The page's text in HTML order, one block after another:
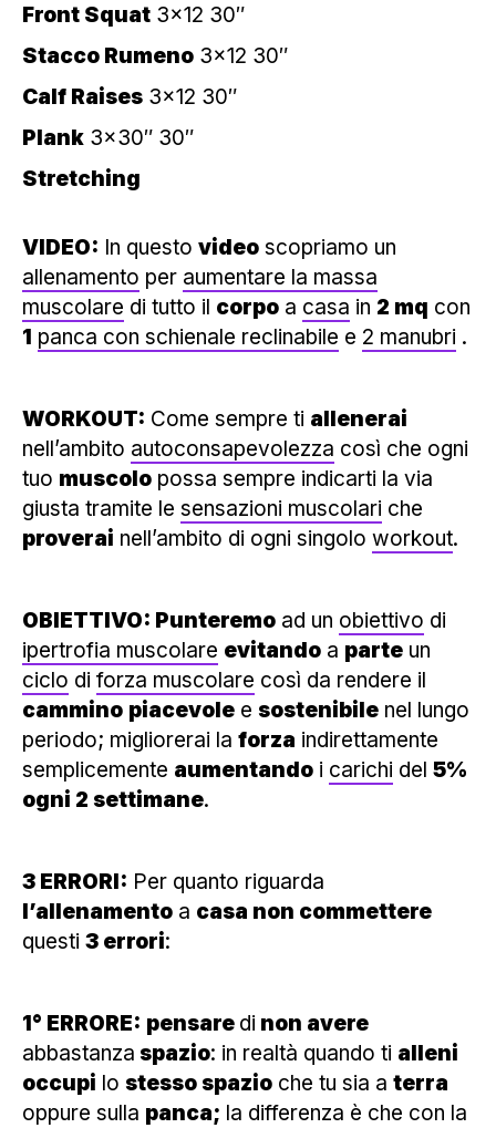
Front Squat 3×12 30″
Stacco Rumeno 3×12 30″
Calf Raises 3×12 30″
Plank 3×30″ 30″
Stretching
VIDEO: In questo video scopriamo un
allenamento per aumentare la massa
muscolare di tutto il corpo a casa in 2 mq con
1 panca con schienale reclinabile e 2 manubri .
WORKOUT: Come sempre ti allenerai
nell’ambito autoconsapevolezza così che ogni
tuo muscolo possa sempre indicarti la via
giusta tramite le sensazioni muscolari che
proverai nell’ambito di ogni singolo workout.
OBIETTIVO: Punteremo ad un obiettivo di
ipertrofia muscolare evitando a parte un
ciclo di forza muscolare così da rendere il
cammino piacevole e sostenibile nel lungo
periodo; migliorerai la forza indirettamente
semplicemente aumentando i carichi del 5%
ogni 2 settimane.
3 ERRORI: Per quanto riguarda
l’allenamento a casa non commettere
questi 3 errori:
1° ERRORE: pensare di non avere
abbastanza spazio: in realtà quando ti alleni
occupi lo stesso spazio che tu sia a terra
oppure sulla panca; la differenza è che con la